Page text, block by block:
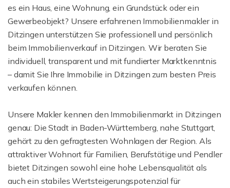
es ein Haus, eine Wohnung, ein Grundstück oder ein
Gewerbeobjekt? Unsere erfahrenen Immobilienmakler in
Ditzingen unterstützen Sie professionell und persönlich
beim Immobilienverkauf in Ditzingen. Wir beraten Sie
individuell, transparent und mit fundierter Marktkenntnis
– damit Sie Ihre Immobilie in Ditzingen zum besten Preis
verkaufen können.
Unsere Makler kennen den Immobilienmarkt in Ditzingen
genau: Die Stadt in Baden-Württemberg, nahe Stuttgart,
gehört zu den gefragtesten Wohnlagen der Region. Als
attraktiver Wohnort für Familien, Berufstätige und Pendler
bietet Ditzingen sowohl eine hohe Lebensqualität als
auch ein stabiles Wertsteigerungspotenzial für